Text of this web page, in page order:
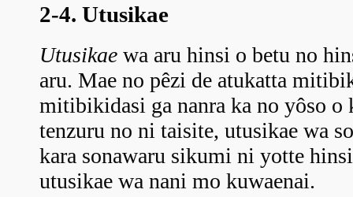
2-4. Utusikae
Utusikae wa aru hinsi o betu no
aru. Mae no pêzi de atukatta
mitibikidasi ga nanra ka no yôso o
tenzuru no ni taisite, utusikae wa
kara sonawaru sikumi ni yotte
utusikae wa nani mo kuwaenai.